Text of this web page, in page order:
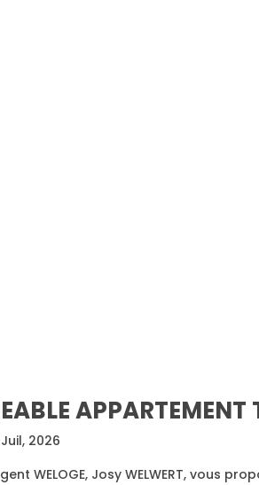
APPARTEMENT
Juil, 2026
WELOGE, Josy WELWERT, vous